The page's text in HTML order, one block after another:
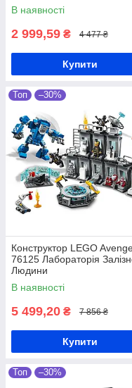
В наявності
2 999,59 ₴ 4 477 ₴
Купити
Топ –30%
Конструктор LEGO
76125 Лабораторія
Людини
В наявності
5 499,20 ₴ 7 856 ₴
Купити
Топ –30%